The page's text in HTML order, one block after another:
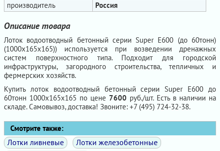
производитель
Россия
Описание товара
Лоток водоотводный бетонный серии Super Е600 (до 60тонн)
(1000x165x165)) используется при возведении дренажных
систем поверхностного типа. Подходит для городской
инфраструктуры, загородного строительства, тепличных и
фермерских хозяйств.
Купить лоток водоотводный бетонный серии Super Е600 до
60тонн 1000x165x165 по цене 7600 руб./шт. Есть в наличии на
складе. Самовывоз, доставка! Звоните: +7 (495) 724-32-38.
Смотрите также:
Лотки ливневые
Лотки железобетонные